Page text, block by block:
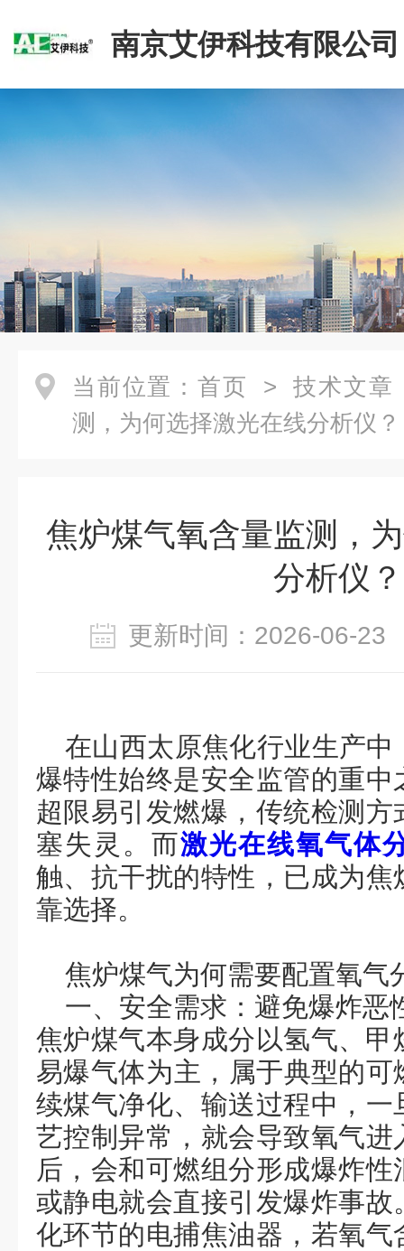
南京艾伊科技有限公司
当前位置： 首页 > 技术文章
测，为何选择激光在线分析仪？
焦炉煤气氧含量监测，
分析仪？
更新时间：2026-06-
在山西太原焦化行业生产
爆特性始终是安全监管的重
超限易引发燃爆，传统检测
塞失灵。而激光在线氧气体
触、抗干扰的特性，已成为
靠选择。
焦炉煤气为何需要配置氧气
一、 安全需求：避免爆炸恶
焦炉煤气本身成分以氢气、甲
易爆气体‌为主，属于典型的
续煤气净化、输送过程中，
艺控制异常，就会导致氧气
后，会和可燃组分形成爆炸
或静电就会直接引发爆炸事
化环节的电捕焦油器，若氧